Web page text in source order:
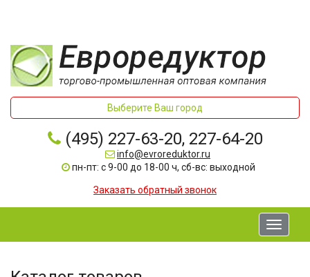
Выберите Ваш город
(495) 227-63-20, 227-64-20
info@evroreduktor.ru
пн-пт: с 9-00 до 18-00 ч, сб-вс: выходной
Заказать обратный звонок
Toggle